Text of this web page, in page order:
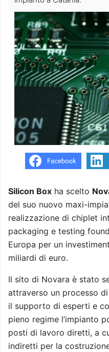
Silicon Box ha scelto
del suo nuovo maxi-
realizzazione di chiplet
packaging e testing
Europa per un
miliardi di euro.
Il sito di Novara è stato
attraverso un processo
il supporto di esperti e
pieno regime l’impianto
posti di lavoro diretti, a
indiretti per la